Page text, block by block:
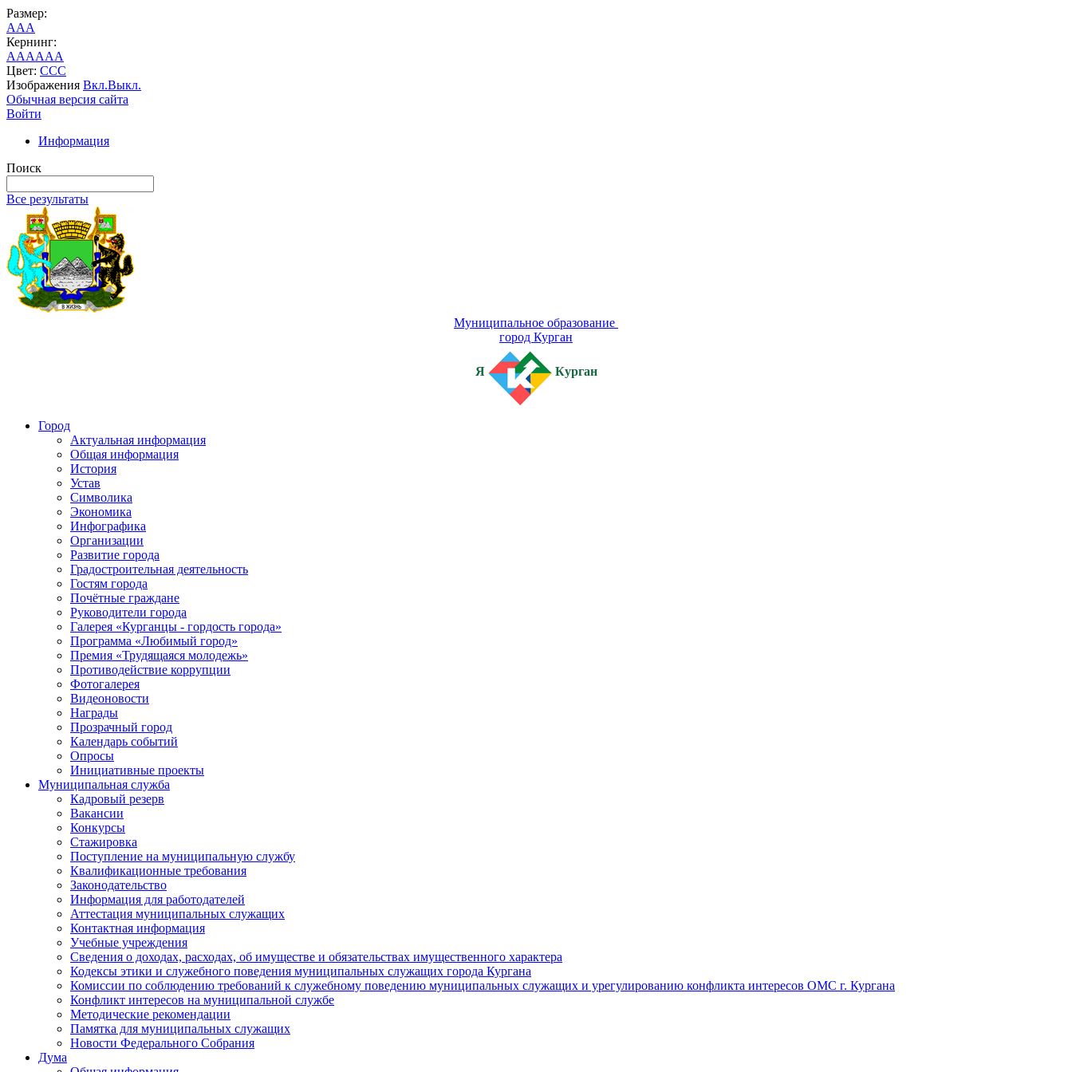
Размер:
AAA
Кернинг:
AAAAAA
Цвет: CCC
Изображения Вкл.Выкл.
Обычная версия сайта
Войти
Информация
Поиск
Все результаты
Муниципальное образование
город Курган
Я Курган
Город
Актуальная информация
Общая информация
История
Устав
Символика
Экономика
Инфографика
Организации
Развитие города
Градостроительная деятельность
Гостям города
Почётные граждане
Руководители города
Галерея «Курганцы - гордость города»
Программа «Любимый город»
Премия «Трудящаяся молодежь»
Противодействие коррупции
Фотогалерея
Видеоновости
Награды
Прозрачный город
Календарь событий
Опросы
Инициативные проекты
Муниципальная служба
Кадровый резерв
Вакансии
Конкурсы
Стажировка
Поступление на муниципальную службу
Квалификационные требования
Законодательство
Информация для работодателей
Аттестация муниципальных служащих
Контактная информация
Учебные учреждения
Сведения о доходах, расходах, об имуществе и обязательствах имущественного характера
Кодексы этики и служебного поведения муниципальных служащих города Кургана
Комиссии по соблюдению требований к служебному поведению муниципальных служащих и урегулированию конфликта интересов ОМС г. Кургана
Конфликт интересов на муниципальной службе
Методические рекомендации
Памятка для муниципальных служащих
Новости Федерального Cобрания
Дума